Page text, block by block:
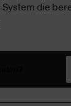
System die